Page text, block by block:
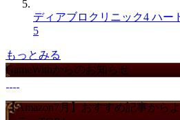
ディアブロクリニック4 ハー
5
もっとみる
GameWithからのお知らせ
【Amazon7月】おすすめ記事から